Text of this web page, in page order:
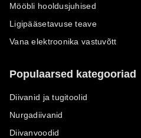
Mööbli hooldusjuhised
Ligipääsetavuse teave
Vana elektroonika vastuvõtt
Populaarsed kategooriad
Diivanid ja tugitoolid
Nurgadiivanid
Diivanvoodid